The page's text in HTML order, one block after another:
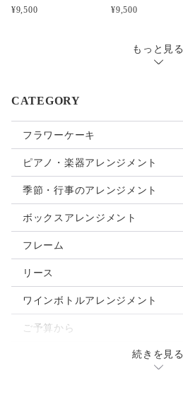
¥9,500
¥9,500
もっと見る
CATEGORY
フラワーケーキ
ピアノ・楽器アレンジメント
季節・行事のアレンジメント
母の日
クリスマス
お正月
ご入学・ご卒業
お誕生日
ボックスアレンジメント
フレーム
リース
ワインボトルアレンジメント
ご予算から
続きを見る